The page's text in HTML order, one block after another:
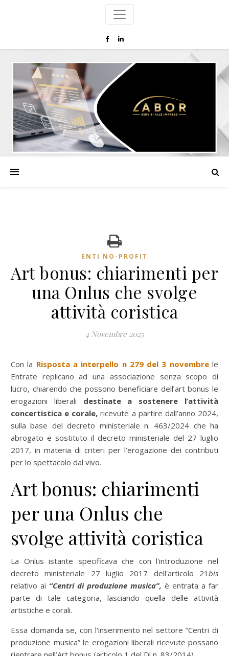
ENTI NO-PROFIT
Art bonus: chiarimenti per
una Onlus che svolge
attività coristica
4 Novembre 2025
Con la Risposta a interpello n 279 del 3 novembrele
Entrate replicano ad una associazione senza scopo di
lucro, chiarendo che possono beneficiare dell’art bonus le
erogazioni liberali destinate a sostenere l’attività
concertistica e corale, ricevute a partire dall’anno 2024,
sulla base del decreto ministeriale n. 463/2024 che ha
abrogato e sostituto il decreto ministeriale del 27 luglio
2017, in materia di criteri per l’erogazione dei contributi
per lo spettacolo dal vivo.
Art bonus: chiarimenti
per una Onlus che
svolge attività coristica
La Onlus istante specificava che con l'introduzione nel
decreto ministeriale 27 luglio 2017 dell'articolo 21­ bis
relativo ai “Centri di produzione musica”, è entrata a far
parte di tale categoria, lasciando quella delle attività
artistiche e corali.
Essa domanda se, con l'inserimento nel settore “Centri di
produzione musica” le erogazioni liberali ricevute possano